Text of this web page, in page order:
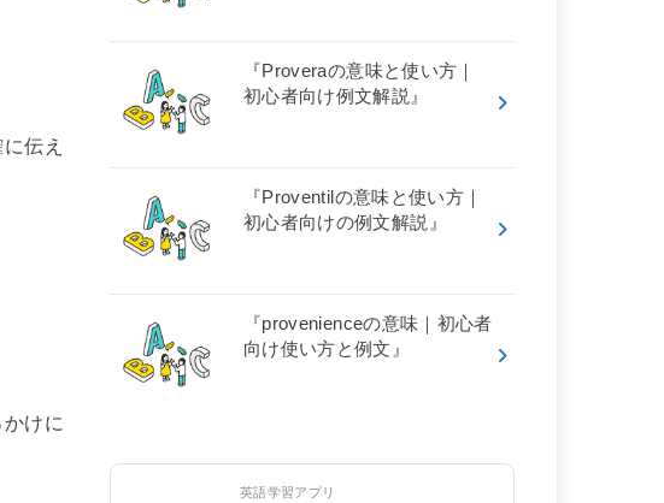
伝え
けに
『Proveraの意味と使い方｜
初心者向け例文解説』
『Proventilの意味と使い方｜
初心者向けの例文解説』
『provenienceの意味｜初心者
向け使い方と例文』
英語学習アプリ